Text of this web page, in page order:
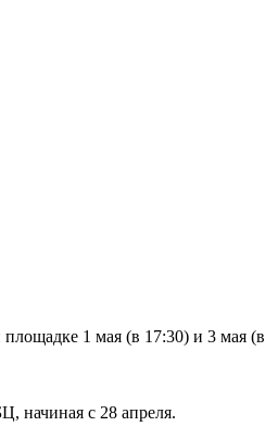
1 мая (в 17:30) и 3 мая (в
начиная с 28 апреля.